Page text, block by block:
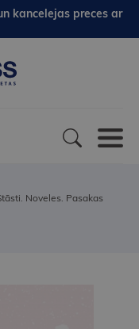
kancelejas preces ar
Noveles. Pasakas